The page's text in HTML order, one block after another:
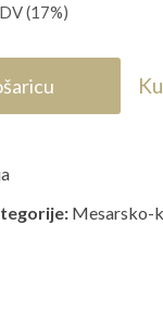
(17%)
Mesarsko-